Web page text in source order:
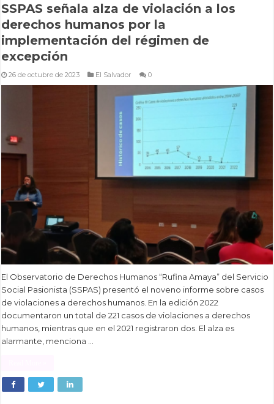
SSPAS señala alza de violación a los
derechos humanos por la
implementación del régimen de
excepción
26 de octubre de 2023 El Salvador 0
El Observatorio de Derechos Humanos “Rufina Amaya” del Servicio
Social Pasionista (SSPAS) presentó el noveno informe sobre casos
de violaciones a derechos humanos. En la edición 2022
documentaron un total de 221 casos de violaciones a derechos
humanos, mientras que en el 2021 registraron dos. El alza es
alarmante, menciona …